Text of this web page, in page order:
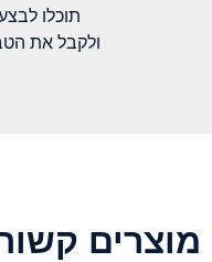
תוכלו
ולקבל את
מוצרים